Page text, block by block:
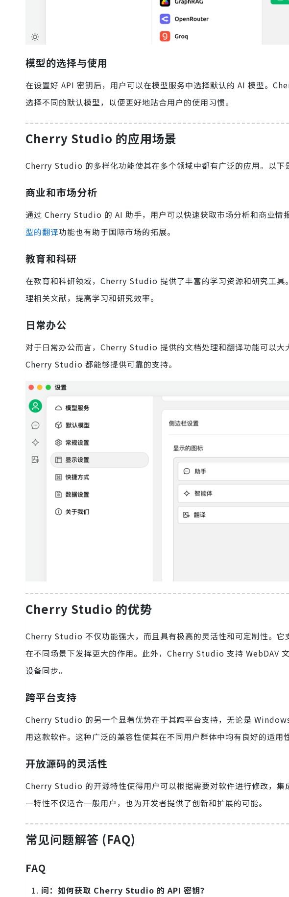
模型的选择与使用
在设置好 API 密钥后，用户可以在模型服务中选择默认的 AI 模型。
选择不同的默认模型，以便更好地贴合用户的使用习惯。
Cherry Studio 的应用场景
Cherry Studio 的多样化功能使其在多个领域中都有广泛的应用。以下
商业和市场分析
通过 Cherry Studio 的 AI 助手，用户可以快速获取市场分析和商业情
型的翻译功能也有助于国际市场的拓展。
教育和科研
在教育和科研领域，Cherry Studio 提供了丰富的学习资源和研究工具
理相关文献，提高学习和研究效率。
日常办公
对于日常办公而言，Cherry Studio 提供的文档处理和翻译功能可以大
Cherry Studio 都能够提供可靠的支持。
Cherry Studio 的优势
Cherry Studio 不仅功能强大，而且具有极高的灵活性和可定制性。它
在不同场景下发挥更大的作用。此外，Cherry Studio 支持 WebDAV
设备同步。
跨平台支持
Cherry Studio 的另一个显著优势在于其跨平台支持，无论是
用这款软件。这种广泛的兼容性使其在不同用户群体中均有良好的适用性
开放源码的灵活性
Cherry Studio 的开源特性使得用户可以根据需要对软件进行修改，集
一特性不仅适合一般用户，也为开发者提供了创新和扩展的可能。
常见问题解答 (FAQ)
FAQ
问：如何获取 Cherry Studio 的 API 密钥？